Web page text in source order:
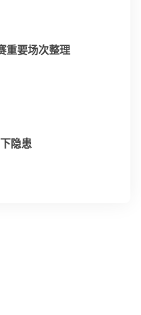
重要场次整理
隐患